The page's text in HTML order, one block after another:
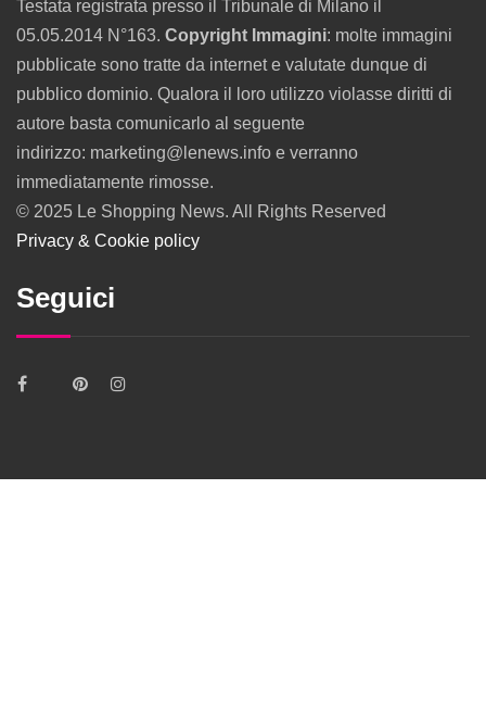
Testata registrata presso il Tribunale di Milano il
05.05.2014 N°163. Copyright Immagini: molte immagini
pubblicate sono tratte da internet e valutate dunque di
pubblico dominio. Qualora il loro utilizzo violasse diritti di
autore basta comunicarlo al seguente
indirizzo: marketing@lenews.info e verranno
immediatamente rimosse.
© 2025 Le Shopping News. All Rights Reserved
Privacy & Cookie policy
Seguici